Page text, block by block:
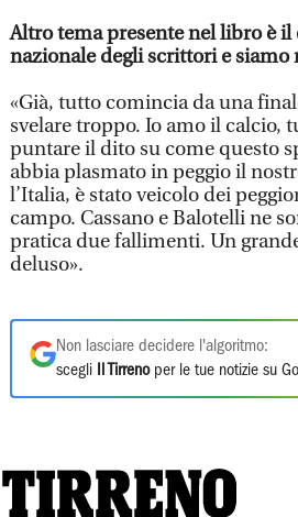
Altro tema presente nel libro è il
nazionale degli scrittori e siamo
«Già, tutto comincia da una
svelare troppo. Io amo il calcio,
puntare il dito su come questo
abbia plasmato in peggio il
l’Italia, è stato veicolo dei
campo. Cassano e Balotelli ne
pratica due fallimenti. Un
deluso».
Non lasciare decidere l'algoritmo:
scegli
Il Tirrenoper le tue notizie su